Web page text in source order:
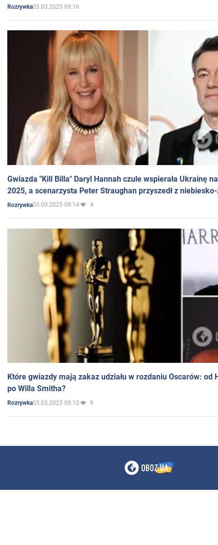
Rozrywka03.03.2025 09:16
Gwiazda "Kill Billa" Daryl Hannah czule wspierała Ukrainę
2025, a scenarzysta Peter Straughan przyszedł z
Rozrywka03.03.2025 09:14 4
Które gwiazdy mają zakaz udziału w rozdaniu Oscarów: od
po Willa Smitha?
Rozrywka03.03.2025 09:12 9